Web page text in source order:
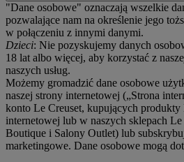
"Dane osobowe" oznaczają wszelkie
pozwalające nam na określenie jego
w połączeniu z innymi danymi.
Dzieci: Nie pozyskujemy danych
18 lat albo więcej, aby korzystać z
naszych usług.
Możemy gromadzić dane osobowe
naszej strony internetowej („Strona
konto Le Creuset, kupujących produkty
internetowej lub w naszych sklepach
Boutique i Salony Outlet) lub
marketingowe. Dane osobowe mogą